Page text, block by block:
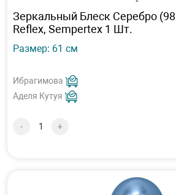
Зеркальный Блеск Серебро
Reflex, Sempertex 1 Шт.
Размер: 61 см
Ибрагимова
Аделя Кутуя
- +